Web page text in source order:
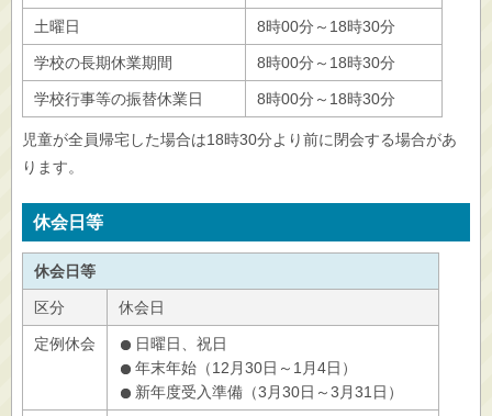
土曜日 8時00分～18時30分
学校の長期休業期間 8時00分～18時30分
学校行事等の振替休業日 8時00分～18時30分
児童が全員帰宅した場合は18時30分より前に閉会する場合があ
ります。
休会日等
休会日等
区分 休会日
定例休会
日曜日、祝日
年末年始（12月30日～1月4日）
新年度受入準備（3月30日～3月31日）